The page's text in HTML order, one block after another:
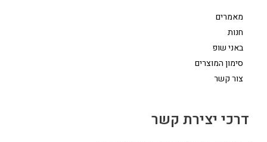
דרכי יצירת קשר
מאמרים
חנות
באני שופ
סימון המוצרים
צור קשר